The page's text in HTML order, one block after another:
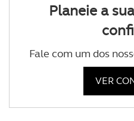
Planeie a
Fale com um dos
VER